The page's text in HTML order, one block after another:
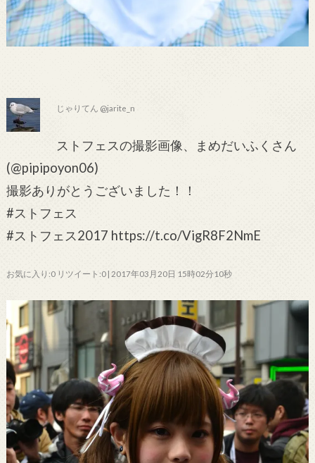
じゃりてん @jarite_n
ストフェスの撮影画像、まめだいふくさん
(@pipipoyon06)
撮影ありがとうございました！！
#ストフェス
#ストフェス2017 https://t.co/VigR8F2NmE
お気に入り:0 リツイート:0 | 2017年03月20日 15時02分10秒